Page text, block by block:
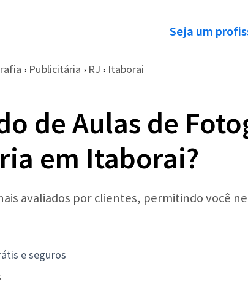
Seja um
› Publicitária › RJ › Itaborai
de Aulas de
em Itaborai?
avaliados por clientes, permitindo você
e seguros